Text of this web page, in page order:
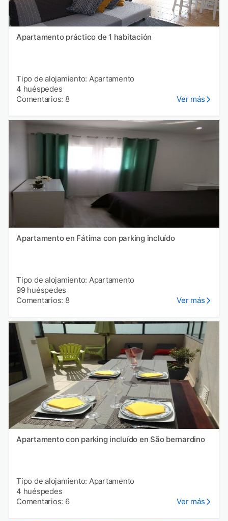
Apartamento práctico de 1 habitación
Tipo de alojamiento: Apartamento
4 huéspedes
Comentarios: 8
Ver más
Apartamento en Fátima con parking incluído
Tipo de alojamiento: Apartamento
99 huéspedes
Comentarios: 8
Ver más
Apartamento con parking incluído en São bernardino
Tipo de alojamiento: Apartamento
4 huéspedes
Comentarios: 6
Ver más